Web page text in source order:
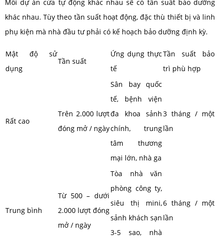
Mỗi dự án cửa tự động khác nhau sẽ có tần suất bảo dưỡng
khác nhau. Tùy theo tần suất hoạt động, đặc thù thiết bị và linh
phụ kiện mà nhà đầu tư phải có kế hoạch bảo dưỡng định kỳ.
Mật độ sử
dụng
Tần suất
Ứng dụng thực
tế
Tần suất bảo
trì phù hợp
Rất cao
Trên 2.000 lượt
đóng mở / ngày
Sân bay quốc
tế, bệnh viện
đa khoa sảnh
chính, trung
tâm thương
mại lớn, nhà ga
3 tháng / một
lần
Trung bình
Từ 500 – dưới
2.000 lượt đóng
mở / ngày
Tòa nhà văn
phòng công ty,
siêu thị mini,
sảnh khách sạn
3-5 sao, nhà
6 tháng / một
lần